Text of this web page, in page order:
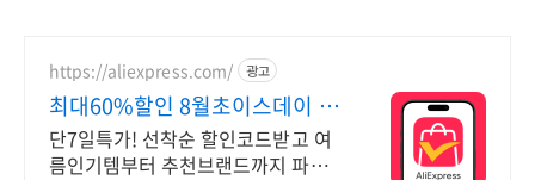
https://aliexpress.com/ 광고
최대60%할인 8월초이스데이 최
대60%할인 선착순코드발급
단7일특가! 선착순 할인코드받고 여
름인기템부터 추천브랜드까지 파도